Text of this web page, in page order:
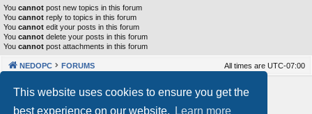
This website uses cookies to ensure you get the
best experience on our website.
Learn more
You cannot post new topics in this forum
You cannot reply to topics in this forum
You cannot edit your posts in this forum
You cannot delete your posts in this forum
You cannot post attachments in this forum
NEDOPC FORUMS All times are UTC-07:00
Powered by phpBB® Forum Software © phpBB Limited
Our VPS Hosting By RimuHosting